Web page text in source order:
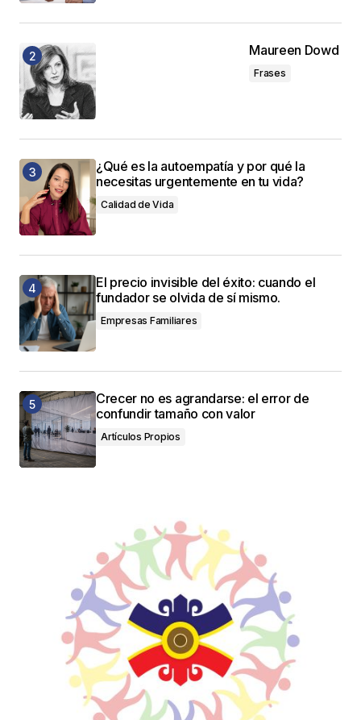
Maureen Dowd
Frases
¿Qué es la autoempatía y por qué la
necesitas urgentemente en tu vida?
Calidad de Vida
El precio invisible del éxito: cuando el
fundador se olvida de sí mismo.
Empresas Familiares
Crecer no es agrandarse: el error de
confundir tamaño con valor
Artículos Propios